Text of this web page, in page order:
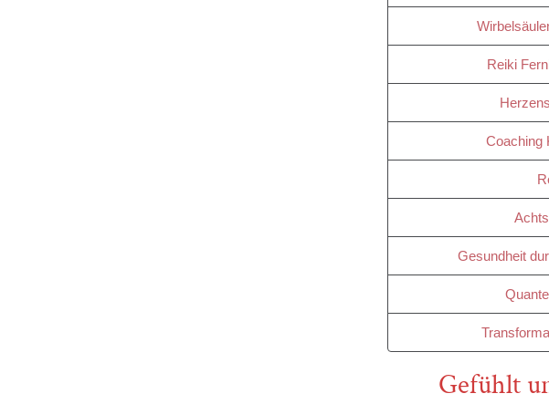
Reiki
Coaching
Gesundheit
Gefühlt